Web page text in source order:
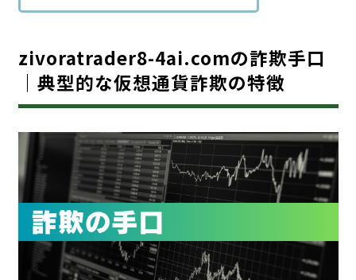
zivoratrader8-4ai.comの詐欺手口
｜典型的な仮想通貨詐欺の特徴